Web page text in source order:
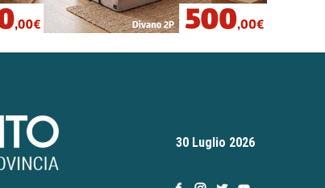
30 Luglio 2026